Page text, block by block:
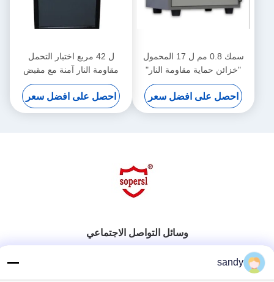
سمك 0.8 مم ل 17 المحمول
"خزائن حماية مقاومة النار"
صامد خزنه لاختبار التحمل النار
دقيقة 30
احصل على افضل سعر
ل 42 مربع اختبار التحمل
مقاومة النار آمنة مع مقبض
أنتيبورجلاري/4 تأمين النقاط إلى
الهيئة للقوات العسكرية
احصل على افضل سعر
وسائل التواصل الاجتماعي
sandy